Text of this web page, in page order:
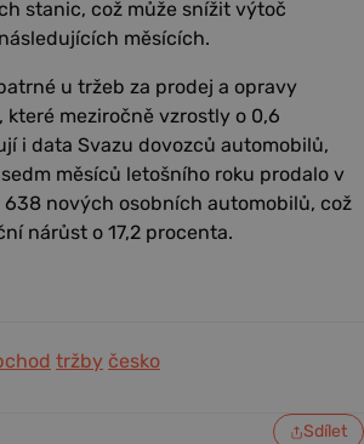
stanic, což může snížit výtoč
měsících.
u tržeb za prodej a opravy
meziročně vzrostly o 0,6
i data Svazu dovozců automobilů,
měsíců letošního roku prodalo v
638 nových osobních automobilů, což
nárůst o 17,2 procenta.
tržby česko
Sdílet